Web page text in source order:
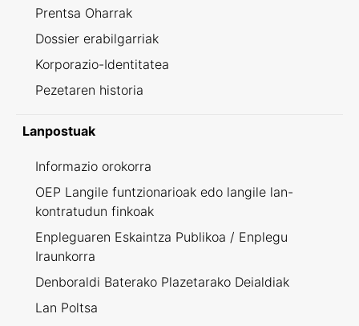
Prentsa Oharrak
Dossier erabilgarriak
Korporazio-Identitatea
Pezetaren historia
Lanpostuak
Informazio orokorra
OEP Langile funtzionarioak edo langile lan-
kontratudun finkoak
Enpleguaren Eskaintza Publikoa / Enplegu
Iraunkorra
Denboraldi Baterako Plazetarako Deialdiak
Lan Poltsa